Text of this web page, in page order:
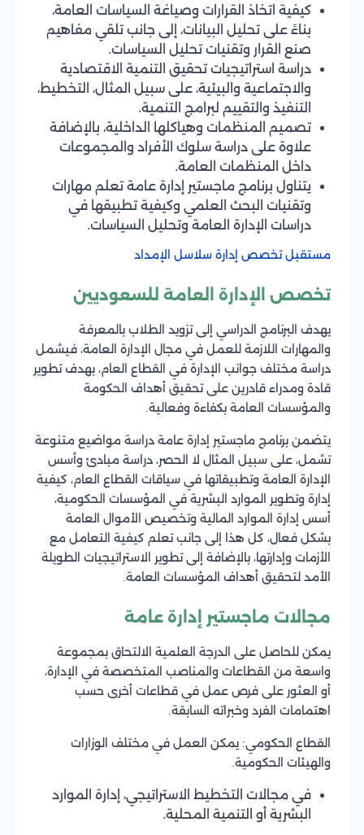
كيفية اتخاذ القرارات وصياغة السياسات العامة،
بناءً على تحليل البيانات، إلى جانب تلقي مفاهيم
صنع القرار وتقنيات تحليل السياسات.
دراسة استراتيجيات تحقيق التنمية الاقتصادية
والاجتماعية والبيئية، على سبيل المثال، التخطيط،
التنفيذ والتقييم لبرامج التنمية.
تصميم المنظمات وهياكلها الداخلية، بالإضافة
علاوة على دراسة سلوك الأفراد والمجموعات
داخل المنظمات العامة.
يتناول برنامج ماجستير إدارة عامة تعلم مهارات
وتقنيات البحث العلمي وكيفية تطبيقها في
دراسات الإدارة العامة وتحليل السياسات.
مستقبل تخصص إدارة سلاسل الإمداد
تخصص الإدارة العامة للسعوديين
يهدف البرنامج الدراسي إلى تزويد الطلاب بالمعرفة
والمهارات اللازمة للعمل في مجال الإدارة العامة، فيشمل
دراسة مختلف جوانب الإدارة في القطاع العام، بهدف تطوير
قادة ومدراء قادرين على تحقيق أهداف الحكومة
والمؤسسات العامة بكفاءة وفعالية.
يتضمن برنامج ماجستير إدارة عامة دراسة مواضيع متنوعة
تشمل، على سبيل المثال لا الحصر، دراسة مبادئ وأسس
الإدارة العامة وتطبيقاتها في سياقات القطاع العام، كيفية
إدارة وتطوير الموارد البشرية في المؤسسات الحكومية،
أسس إدارة الموارد المالية وتخصيص الأموال العامة
بشكل فعال، كل هذا إلى جانب تعلم كيفية التعامل مع
الأزمات وإدارتها، بالإضافة إلى تطوير الاستراتيجيات الطويلة
الأمد لتحقيق أهداف المؤسسات العامة.
مجالات ماجستير إدارة عامة
يمكن للحاصل على الدرجة العلمية الالتحاق بمجموعة
واسعة من القطاعات والمناصب المتخصصة في الإدارة،
أو العثور على فرص عمل في قطاعات أخرى حسب
اهتمامات الفرد وخبراته السابقة.
القطاع الحكومي: يمكن العمل في مختلف الوزارات
والهيئات الحكومية.
في مجالات التخطيط الاستراتيجي، إدارة الموارد
البشرية أو التنمية المحلية.